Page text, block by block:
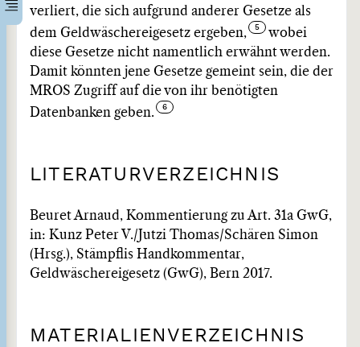
verliert, die sich aufgrund anderer Gesetze als
dem Geldwäschereigesetz ergeben,
wobei
diese Gesetze nicht namentlich erwähnt werden.
Damit könnten jene Gesetze gemeint sein, die der
MROS Zugriff auf die von ihr benötigten
Datenbanken geben.
LITERATURVERZEICHNIS
Beuret Arnaud, Kommentierung zu Art. 31a GwG,
in: Kunz Peter V./Jutzi Thomas/Schären Simon
(Hrsg.), Stämpflis Handkommentar,
Geldwäschereigesetz (GwG), Bern 2017.
MATERIALIENVERZEICHNIS